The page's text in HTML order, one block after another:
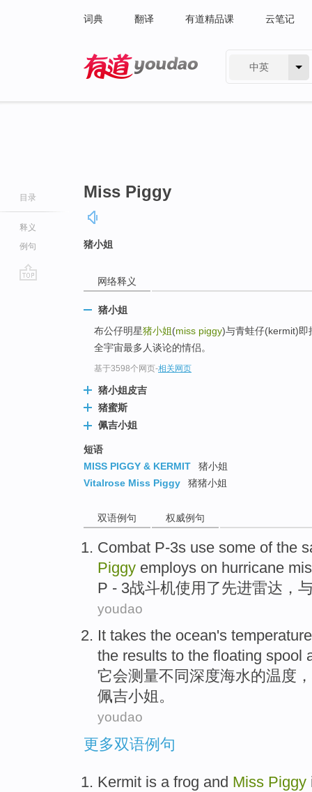
词典 翻译 有道精品课 云笔记
中英
目录
释义
例句
Miss Piggy
猪小姐
网络释义
猪小姐
布公仔明星猪小姐(miss piggy)与青蛙仔(kermit)即
全宇宙最多人谈论的情侣。
基于3598个网页-相关网页
猪小姐皮吉
猪蜜斯
佩吉小姐
短语
MISS PIGGY & KERMIT
猪小姐
Vitalrose Miss Piggy
猪猪小姐
双语例句 权威例句
Combat P-3s use some of the
Piggy employs on hurricane
P - 3战斗机使用 了先进雷达 ，
youdao
It takes the ocean's temperature
the results to the floating spool
它会测量不同深度海水的温度 ，
佩吉小姐 。
youdao
更多双语例句
Kermit is a frog and Miss Piggy